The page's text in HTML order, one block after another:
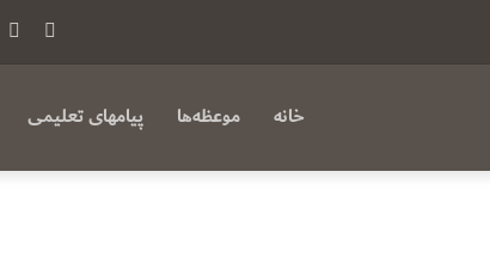
فیس
خانه موعظه‌ها پیامهای تعلیمی